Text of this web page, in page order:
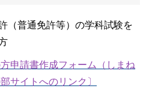
（普通免許等）の学科試験を
申請書作成フォーム（しまね
サイトへのリンク〕